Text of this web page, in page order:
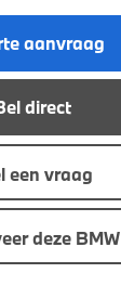
aanvraag
direct
een vraag
deze BMW